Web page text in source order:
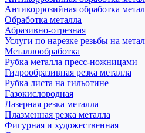
Антикоррозийная обработка
Обработка металла
Абразивно-отрезная
Услуги по нарезке резьбы на
Металлообработка
Рубка металла пресс-ножницами
Гидрообразивная резка металла
Рубка листа на гильотине
Газокислородная
Лазерная резка металла
Плазменная резка металла
Фигурная и художественная